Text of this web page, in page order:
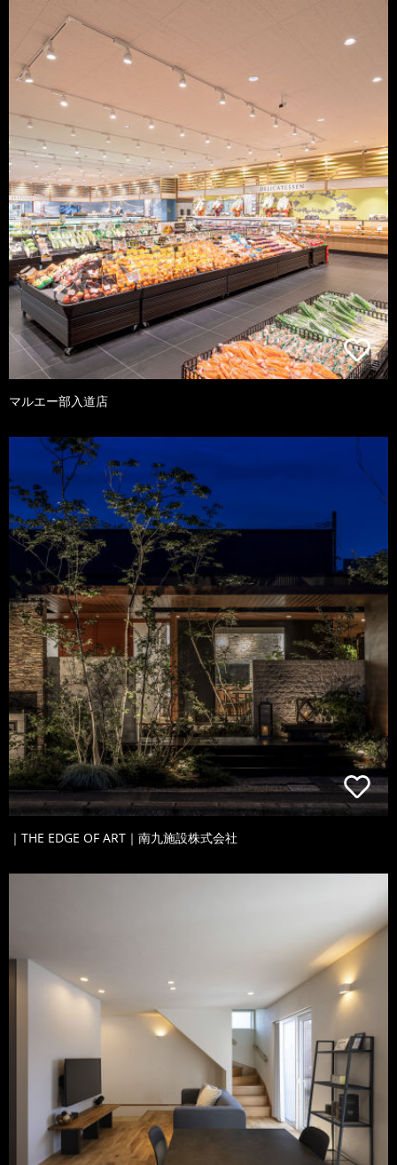
マルエー部入道店
｜THE EDGE OF ART｜南九施設株式会社